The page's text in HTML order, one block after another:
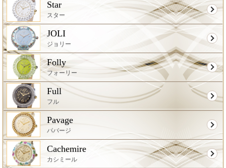
Star
スター
JOLI
ジョリー
Folly
フォーリー
Full
フル
Pavage
パバージ
Cachemire
カシミール